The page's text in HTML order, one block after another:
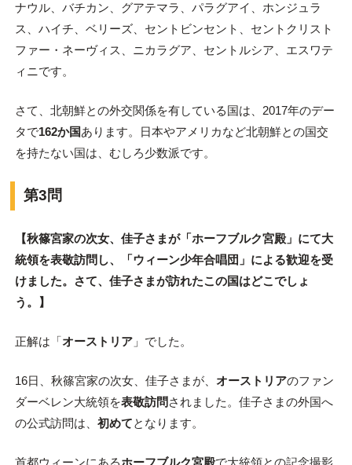
ナウル、バチカン、グアテマラ、パラグアイ、ホンジュラ
ス、ハイチ、ベリーズ、セントビンセント、セントクリスト
ファー・ネーヴィス、ニカラグア、セントルシア、エスワテ
ィニです。
さて、北朝鮮との外交関係を有している国は、2017年のデー
タで162か国あります。日本やアメリカなど北朝鮮との国交
を持たない国は、むしろ少数派です。
第3問
【秋篠宮家の次女、佳子さまが「ホーフブルク宮殿」にて大
統領を表敬訪問し、「ウィーン少年合唱団」による歓迎を受
けました。さて、佳子さまが訪れたこの国はどこでしょ
う。】
正解は「オーストリア」でした。
16日、秋篠宮家の次女、佳子さまが、 オーストリアのファン
ダーベレン大統領を表敬訪問 されました。佳子さまの外国へ
の公式訪問は、 初めてとなります。
首都ウィーンにあるホーフブルク宮殿で大統領との記念撮影